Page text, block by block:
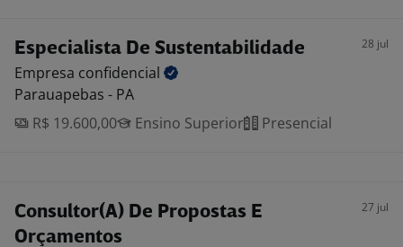
Especialista De Sustentabilidade 28 jul
Empresa confidencial
Parauapebas - PA
R$ 19.600,00
Ensino Superior Presencial
Consultor(A) De Propostas E
Orçamentos
27 jul